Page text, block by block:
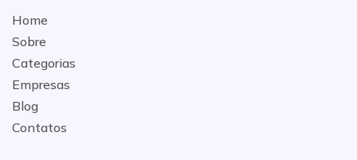
Home
Sobre
Categorias
Empresas
Blog
Contatos